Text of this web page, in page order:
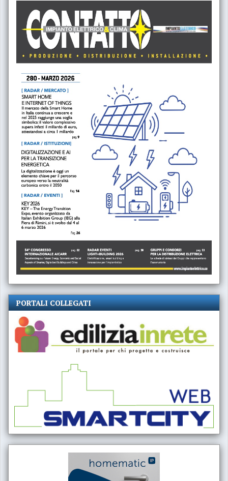
PORTALI COLLEGATI